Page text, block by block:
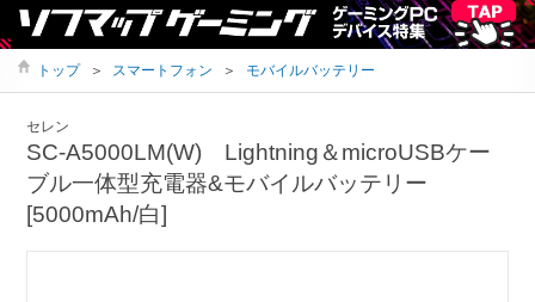
トップ ＞ スマートフォン ＞ モバイルバッテリー
セレン
SC-A5000LM(W) Lightning＆microUSBケー
ブル一体型充電器&モバイルバッテリー
[5000mAh/白]